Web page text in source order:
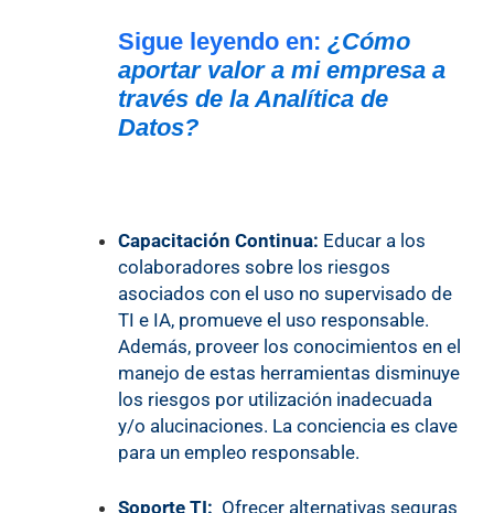
Sigue leyendo en: ¿Cómo
aportar valor a mi empresa a
través de la Analítica de
Datos?
Capacitación Continua: Educar a los
colaboradores sobre los riesgos
asociados con el uso no supervisado de
TI e IA, promueve el uso responsable.
Además, proveer los conocimientos en el
manejo de estas herramientas disminuye
los riesgos por utilización inadecuada
y/o alucinaciones. La conciencia es clave
para un empleo responsable.
Soporte TI: Ofrecer alternativas seguras